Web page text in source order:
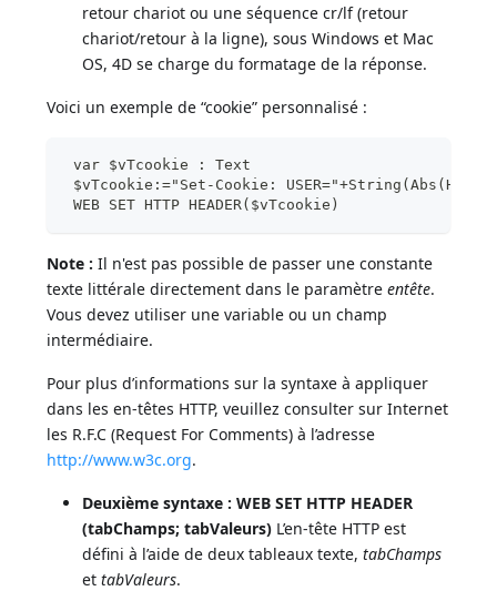
retour chariot ou une séquence cr/lf (retour
chariot/retour à la ligne), sous Windows et Mac
OS, 4D se charge du formatage de la réponse.
Voici un exemple de “cookie” personnalisé :
var $vTcookie : Text
$vTcookie:="Set-Cookie:
WEB SET HTTP HEADER($vTcookie)
Note : Il n'est pas possible de passer une constante
texte littérale directement dans le paramètreentête.
Vous devez utiliser une variable ou un champ
intermédiaire.
Pour plus d’informations sur la syntaxe à appliquer
dans les en-têtes HTTP, veuillez consulter sur Internet
les R.F.C (Request For Comments) à l’adresse
http://www.w3c.org.
Deuxième syntaxe : WEB SET HTTP HEADER
(tabChamps; tabValeurs) L’en-tête HTTP est
défini à l’aide de deux tableaux texte,tabChamps
ettabValeurs.